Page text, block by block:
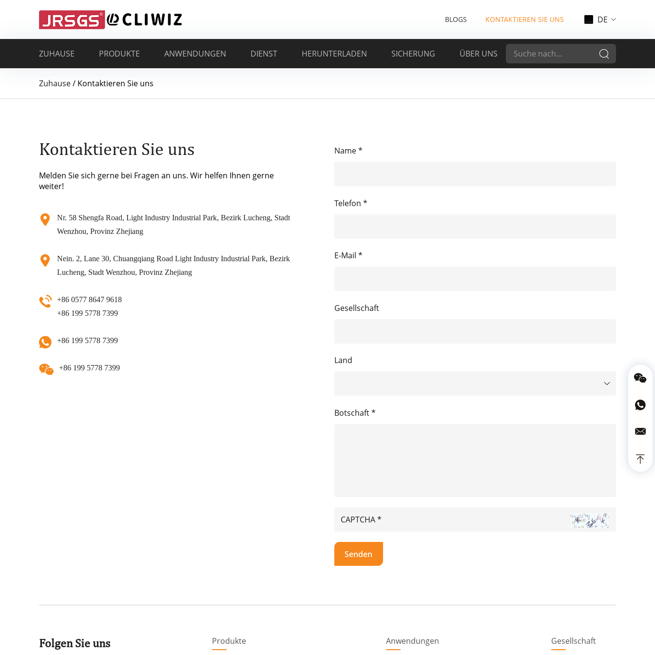
BLOGS KONTAKTIEREN SIE UNS DE
ZUHAUSE PRODUKTE ANWENDUNGEN DIENST HERUNTERLADEN SICHERUNG ÜBER UNS
Zuhause/ Kontaktieren Sie uns
Kontaktieren Sie uns
Melden Sie sich gerne bei Fragen an uns. Wir helfen Ihnen gerne
weiter!
Nr. 58 Shengfa Road, Light Industry Industrial Park, Bezirk Lucheng, Stadt
Wenzhou, Provinz Zhejiang
Nein. 2, Lane 30, Chuangqiang Road Light Industry Industrial Park, Bezirk
Lucheng, Stadt Wenzhou, Provinz Zhejiang
+86 0577 8647 9618
+86 199 5778 7399
+86 199 5778 7399
+86 199 5778 7399
Name *
Telefon *
E-Mail *
Gesellschaft
Land
Botschaft *
Folgen Sie uns Produkte Anwendungen Gesellschaft